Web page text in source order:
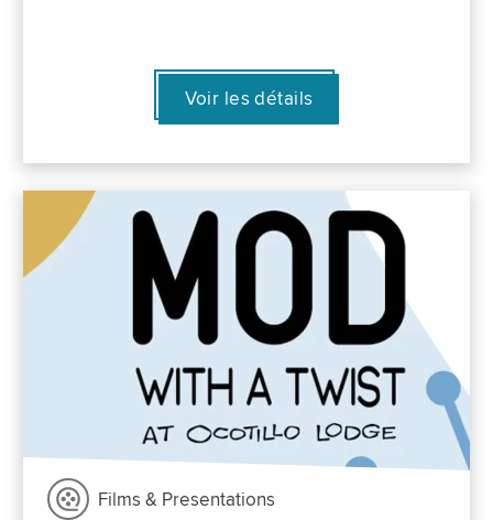
Voir les détails
Films & Presentations